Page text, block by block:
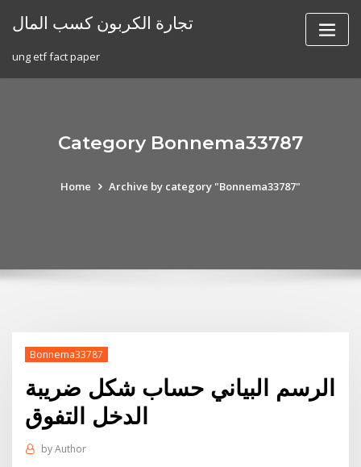
تجارة الكربون كسب المال
ung etf fact paper
Category Bonnema33787
Home Archive by category "Bonnema33787"
Bonnema33787
الرسم البياني حساب شكل ضريبة
الدخل التفوق
byAuthor